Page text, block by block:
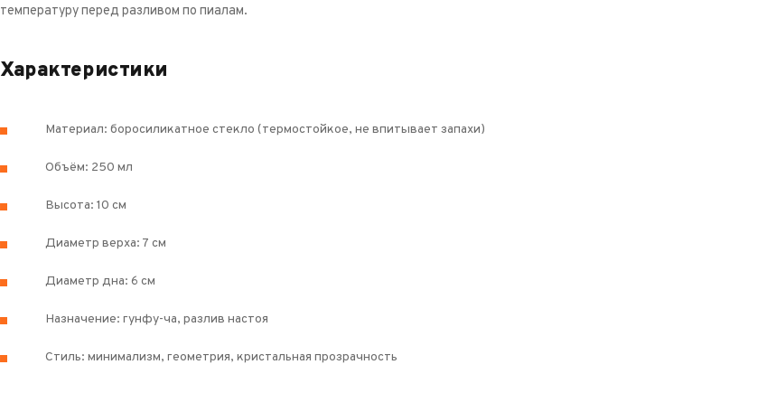
температуру перед разливом по пиалам.
Характеристики
Материал: боросиликатное стекло (термостойкое, не впитывает запахи)
Объём: 250 мл
Высота: 10 см
Диаметр верха: 7 см
Диаметр дна: 6 см
Назначение: гунфу-ча, разлив настоя
Стиль: минимализм, геометрия, кристальная прозрачность